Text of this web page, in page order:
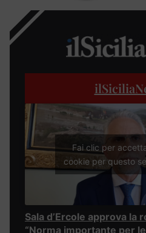
Fai clic per
cookie per questo
Sala d’Ercole approva la
“Norma importante per